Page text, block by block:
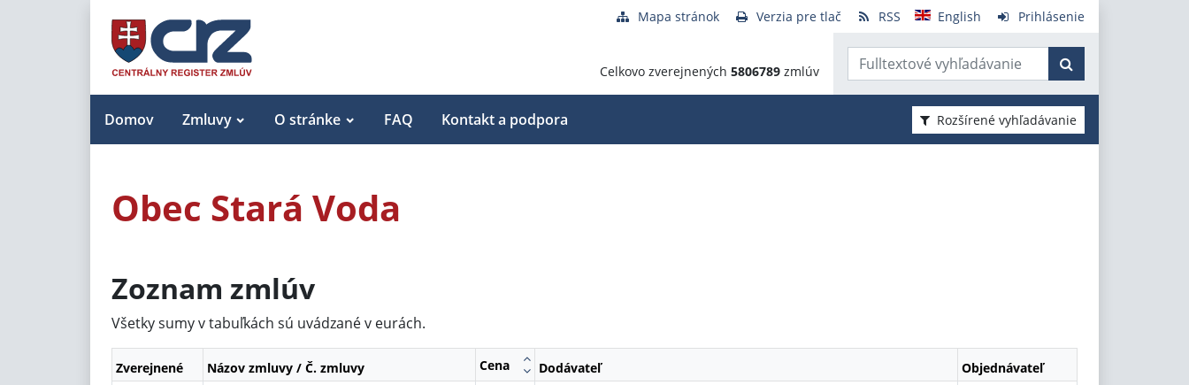
Mapa stránok Verzia pre tlač RSS English Prihlásenie
Celkovo zverejnených 5806789 zmlúv
Domov Zmluvy O stránke FAQ Kontakt a podpora Rozšírené vyhľadávanie
Obec Stará Voda
Zoznam zmlúv
Všetky sumy v tabuľkách sú uvádzané v eurách.
Zverejnené Názov zmluvy / Č. zmluvy Cena Dodávateľ Objednávateľ